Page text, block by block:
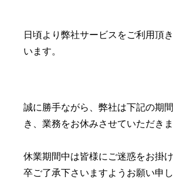
日頃より弊社サービスをご利用頂
います。
誠に勝手ながら、弊社は下記の期
き、業務をお休みさせていただきま
休業期間中は皆様にご迷惑をお掛
卒ご了承下さいますようお願い申し